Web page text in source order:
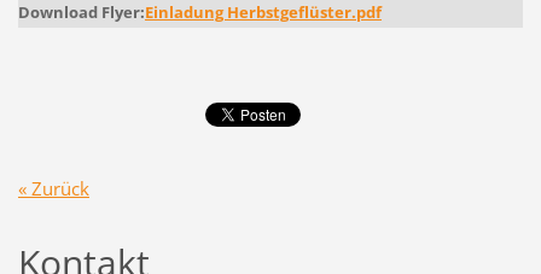
Download Flyer:Einladung Herbstgeflüster.pdf
« Zurück
Kontakt